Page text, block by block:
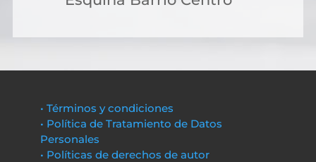
• Términos y condiciones
• Política de Tratamiento de Datos
Personales
• Políticas de derechos de autor